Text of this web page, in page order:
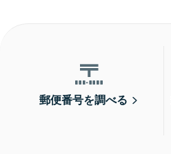
郵便番号を調べる